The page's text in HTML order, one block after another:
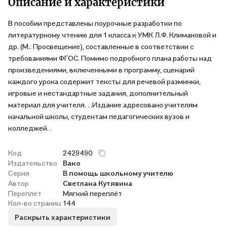
В пособии представлены поурочные разработки по
литературному чтению для 1 класса к УМК Л.Ф. Климановой и
др. (М.: Просвещение), составленные в соответствии с
требованиями ФГОС. Помимо подробного плана работы над
произведениями, включенными в программу, сценарий
каждого урока содержит тексты для речевой разминки,
игровые и нестандартные задания, дополнительный
материал для учителя. . .Издание адресовано учителям
начальной школы, студентам педагогических вузов и
колледжей. .
Код
2429490
Издательство
Вако
Серия
В помощь школьному учителю
Автор
Светлана Кутявина
Переплет
Мягкий переплёт
Кол-во страниц 144
Раскрыть характеристики